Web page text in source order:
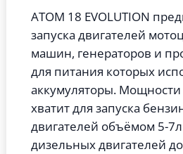
ATOM 18 EVOLUTION
запуска двигателей
машин, генераторов и
для питания которых
аккумуляторы. Мощности
хватит для запуска
двигателей объёмом 5-7л
дизельных двигателей